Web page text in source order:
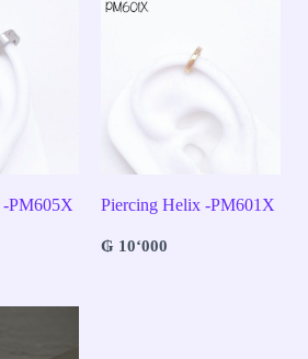
PM605X Piercing Helix -PM601X
₲10‘000